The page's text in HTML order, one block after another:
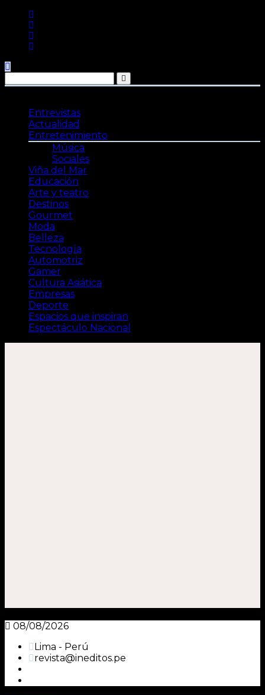
contenido
Entrevistas
Actualidad
Entretenimiento
Música
Sociales
Viña del Mar
Educación
Arte y teatro
Destinos
Gourmet
Moda
Belleza
Tecnología
Automotriz
Gamer
Cultura Asiática
Empresas
Deporte
Espacios que inspiran
Espectáculo Nacional
08/08/2026
Lima - Perú
revista@ineditos.pe